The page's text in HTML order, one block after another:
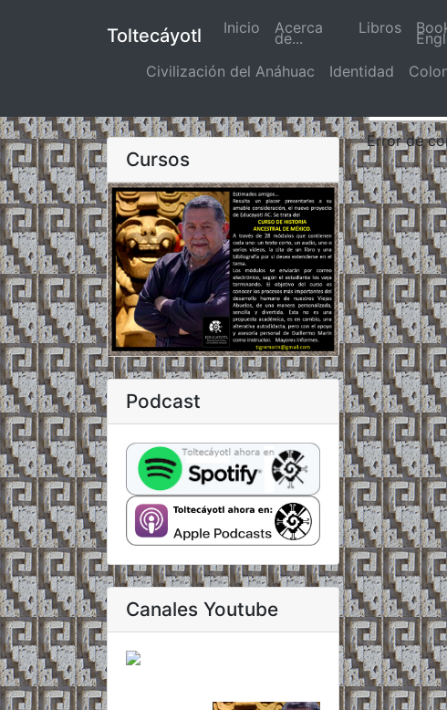
Toltecáyotl Inicio (actual)
Acerca
de...
Libros
Civilización del Anáhuac Identidad
Cursos
Podcast
Canales Youtube
Error de